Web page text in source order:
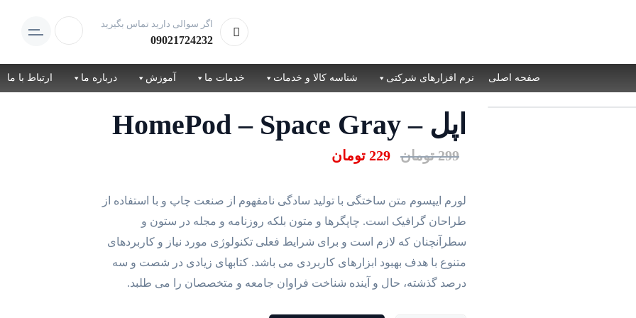
اگر سوالی دارید تماس بگیرید
09021724232
صفحه اصلی نرم افزارهای شرکتی شناسه کالا و خدمات خدمات ما آموزش درباره ما ارتباط با ما
اپل – HomePod – Space Gray
299 تومان
قیمت
بود.
229 تومان
است.
لورم ایپسوم متن ساختگی با تولید سادگی نامفهوم از صنعت چاپ و با استفاده از
طراحان گرافیک است. چاپگرها و متون بلکه روزنامه و مجله در ستون و
سطرآنچنان که لازم است و برای شرایط فعلی تکنولوژی مورد نیاز و کاربردهای
متنوع با هدف بهبود ابزارهای کاربردی می باشد. کتابهای زیادی در شصت و سه
درصد گذشته، حال و آینده شناخت فراوان جامعه و متخصصان را می طلبد.